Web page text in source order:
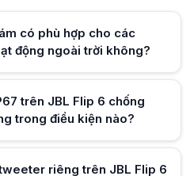
trên JBL Flip 6 bluetooth speaker
mạnh cho nhu cầu nghe nhạc
tối ưu driver và bộ khuếch đại
Flip 6 màu xám chính hãng có tác
hỗ trợ PartyBoost cho phép
6 grey portable speaker mang lại ưu
dụng Bluetooth 5.1 giúp kết nối
có thuận tiện khi mang theo hằng
hình trụ gọn nhẹ và lớp vỏ bền
có phù hợp cho các
động ngoài trời không?
trên JBL Flip 6 chống
trong điều kiện nào?
riêng trên JBL Flip 6